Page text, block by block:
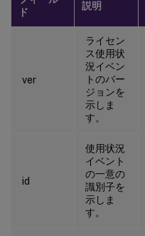
ド
説明
ver
ライセン
ス使用状
況イベン
トのバー
ジョンを
示しま
す。
id
使用状況
イベント
の一意の
識別子を
示しま
す。